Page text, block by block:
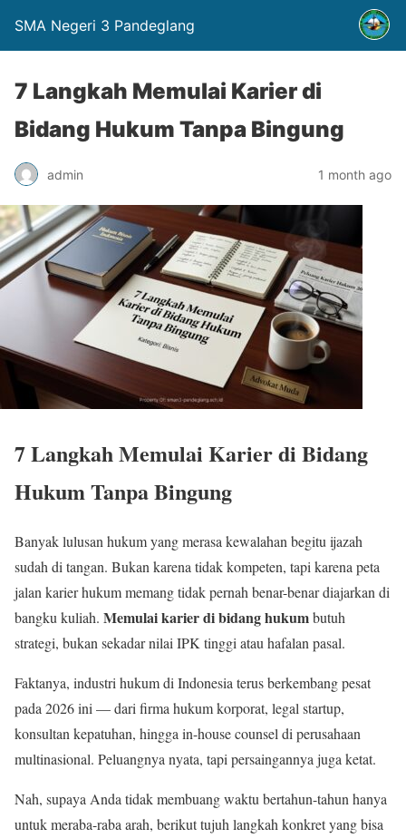
SMA Negeri 3 Pandeglang
7 Langkah Memulai Karier di
Bidang Hukum Tanpa Bingung
admin 1 month ago
7 Langkah Memulai Karier di Bidang
Hukum Tanpa Bingung
Banyak lulusan hukum yang merasa kewalahan begitu ijazah
sudah di tangan. Bukan karena tidak kompeten, tapi karena peta
jalan karier hukum memang tidak pernah benar-benar diajarkan di
bangku kuliah. Memulai karier di bidang hukumbutuh
strategi, bukan sekadar nilai IPK tinggi atau hafalan pasal.
Faktanya, industri hukum di Indonesia terus berkembang pesat
pada 2026 ini — dari firma hukum korporat, legal startup,
konsultan kepatuhan, hingga in-house counsel di perusahaan
multinasional. Peluangnya nyata, tapi persaingannya juga ketat.
Nah, supaya Anda tidak membuang waktu bertahun-tahun hanya
untuk meraba-raba arah, berikut tujuh langkah konkret yang bisa